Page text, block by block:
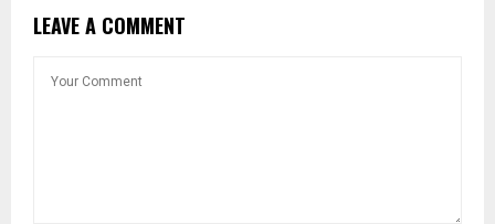
LEAVE A COMMENT